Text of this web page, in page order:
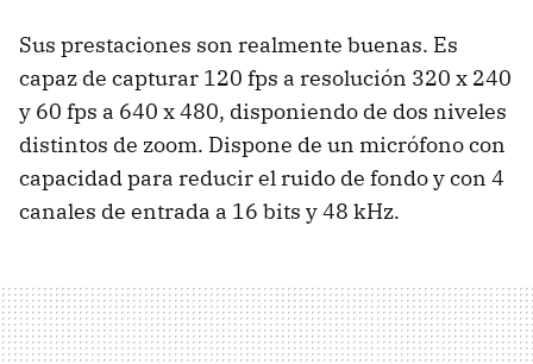
Sus prestaciones son realmente buenas. Es
capaz de capturar 120 fps a resolución 320 x 240
y 60 fps a 640 x 480, disponiendo de dos niveles
distintos de zoom. Dispone de un micrófono con
capacidad para reducir el ruido de fondo y con 4
canales de entrada a 16 bits y 48 kHz.